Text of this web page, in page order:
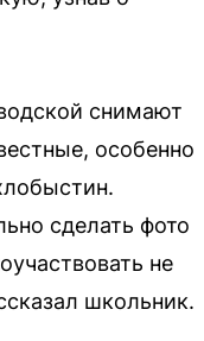
снимают
особенно
сделать фото
не
школьник.